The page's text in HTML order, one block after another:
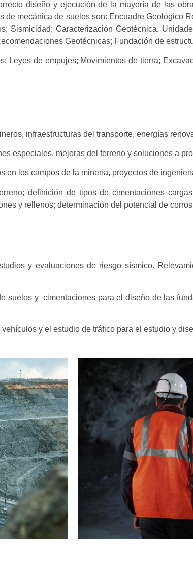
diseño y ejecución de la mayoría de las
mecánica de suelos son: Encuadre Geológico
Sismicidad; Caracterización Geotécnica.
Geotécnicas; Fundación de
Leyes de empujes; Movimientos de tierra;
infraestructuras del transporte, energías
especiales, mejoras del terreno y soluciones a
en los campos de la minería, proyectos de
definición de tipos de cimentaciones
y rellenos; determinación del potencial de
y evaluaciones de riesgo sísmico.
suelos y cimentaciones para el diseño de las
y el estudio de tráfico para el estudio y